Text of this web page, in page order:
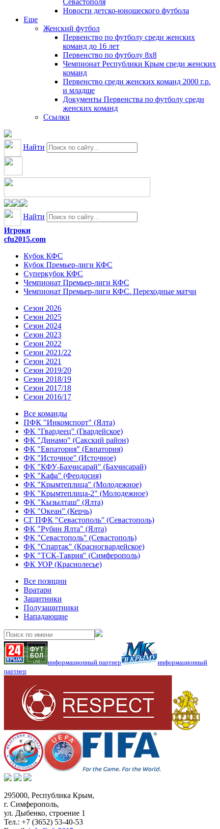
Севастополя
Новости детско-юношеского футбола
Еще
Женский футбол
Первенство по футболу среди женских
команд до 16 лет
Первенство по футболу 8х8
Чемпионат Республики Крым среди женских
команд
Первенство среди женских команд 2000 г.р.
и младше
Документы Первенства по футболу среди
женских команд
Ссылки
Найти
Найти
Игроки
cfu2015.com
Кубок КФС
Кубок Премьер-лиги КФС
Суперкубок КФС
Чемпионат Премьер-лиги КФС
Чемпионат Премьер-лиги КФС. Переходные матчи
Сезон 2026
Сезон 2025
Сезон 2024
Сезон 2023
Сезон 2022
Сезон 2021/22
Сезон 2021
Сезон 2019/20
Сезон 2018/19
Сезон 2017/18
Сезон 2016/17
Все команды
ПФК "Инкомспорт" (Ялта)
ФК "Гвардеец" (Гвардейское)
ФК "Динамо" (Сакский район)
ФК "Евпатория" (Евпатория)
ФК "Источное" (Источное)
ФК "КФУ-Бахчисарай" (Бахчисарай)
ФК "Кафа" (Феодосия)
ФК "Крымтеплица" (Молодежное)
ФК "Крымтеплица-2" (Молодежное)
ФК "Кызылташ" (Ялта)
ФК "Океан" (Керчь)
СГ ПФК "Севастополь" (Севастополь)
ФК "Рубин Ялта" (Ялта)
ФК "Севастополь" (Севастополь)
ФК "Спартак" (Красногвардейское)
ФК "ТСК-Таврия" (Симферополь)
ФК УОР (Краснолесье)
Все позиции
Вратари
Защитники
Полузащитники
Нападающие
информационный партнер
информационный
партнер
295000, Республика Крым,
г. Симферополь,
ул. Дыбенко, строение 1
Тел.: +7 (3652) 53-40-53